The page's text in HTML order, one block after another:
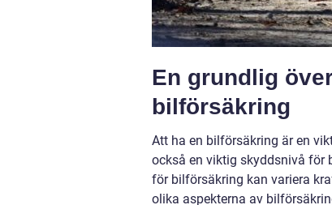
En grundlig
bilförsäkring
Att ha en bilförsäkring är en
också en viktig skyddsnivå för
för bilförsäkring kan variera
olika aspekterna av